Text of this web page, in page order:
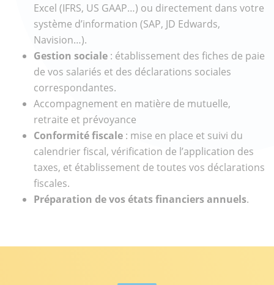
Excel (IFRS, US GAAP…) ou directement dans votre
système d’information (SAP, JD Edwards,
Navision…).
Gestion sociale : établissement des fiches de paie
de vos salariés et des déclarations sociales
correspondantes.
Accompagnement en matière de mutuelle,
retraite et prévoyance
Conformité fiscale : mise en place et suivi du
calendrier fiscal, vérification de l’application des
taxes, et établissement de toutes vos déclarations
fiscales.
Préparation de vos états financiers annuels.